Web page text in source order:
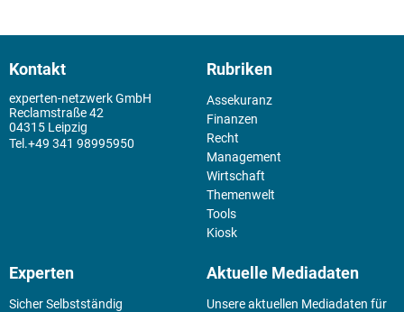
Kontakt
experten-netzwerk GmbH
Reclamstraße 42
04315 Leipzig
+49 341 98995950
Rubriken
Assekuranz
Finanzen
Recht
Management
Wirtschaft
Themenwelt
Tools
Kiosk
Experten
Sicher Selbstständig
Aktuelle Mediadaten
Unsere aktuellen Mediadaten für